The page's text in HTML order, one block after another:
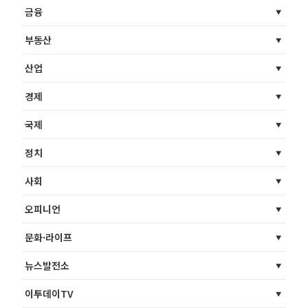
금융
부동산
산업
경제
국제
정치
사회
오피니언
문화·라이프
뉴스발전소
이투데이TV